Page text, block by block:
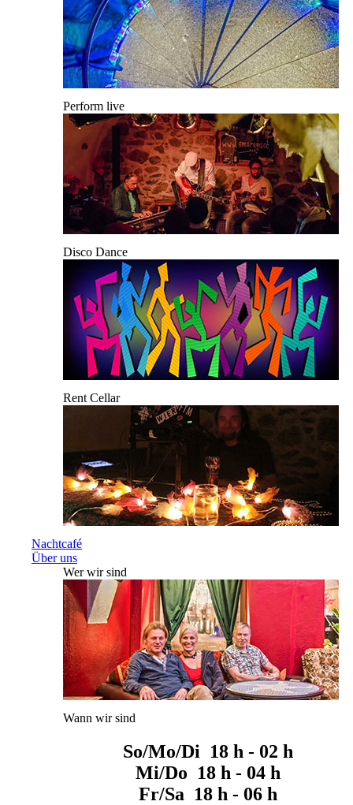
Perform live
Disco Dance
Rent Cellar
Nachtcafé
Über uns
Wer wir sind
Wann wir sind
So/Mo/Di 18 h - 02 h
Mi/Do 18 h - 04 h
Fr/Sa 18 h - 06 h